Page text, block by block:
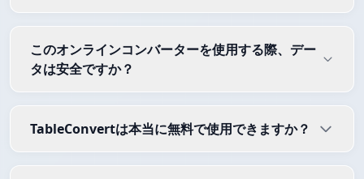
このオンラインコンバーターを使用する際、デー
タは安全ですか？
TableConvertは本当に無料で使用できますか？